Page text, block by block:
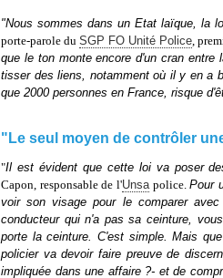
"Nous sommes dans un Etat laïque, la
porte-parole du SGP FO Unité Police,
que le ton monte encore d'un cran
tisser des liens, notamment où il y en a
que 2000 personnes en France, risque
"Le seul moyen de contrôler
"Il est évident que cette loi va poser
Capon, responsable de l'Unsa police. Pour
voir son visage pour le comparer
conducteur qui n'a pas sa ceinture,
porte la ceinture. C'est simple. Mais
policier va devoir faire preuve de
impliquée dans une affaire ?- et de